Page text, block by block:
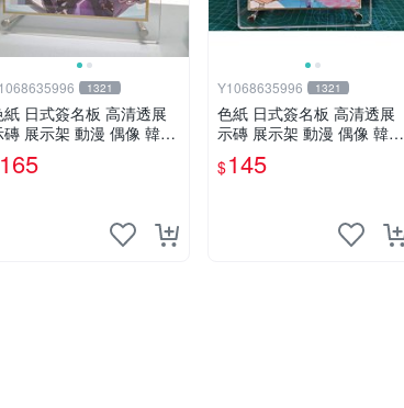
1321
紙 日式簽名板 高清透展
磚 展示架 動漫 偶像 韓星
BTS hololive 大號 凹槽182*
165
Y1068635996 1321
色紙 日式簽名板 高清透展
示磚 展示架 動漫 偶像 韓星
BTS hololive 小號 凹槽122*
137mm
$145